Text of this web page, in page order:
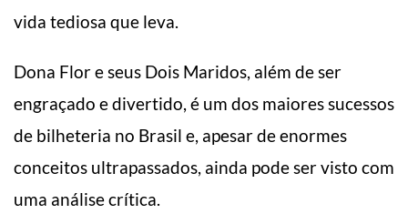
vida tediosa que leva.
Dona Flor e seus Dois Maridos, além de ser
engraçado e divertido, é um dos maiores sucessos
de bilheteria no Brasil e, apesar de enormes
conceitos ultrapassados, ainda pode ser visto com
uma análise crítica.